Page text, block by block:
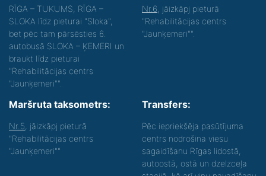
RĪGA – TUKUMS, RĪGA –
SLOKA līdz pieturai "Sloka",
bet pēc tam pārsēsties 6.
autobusā SLOKA – ĶEMERI un
braukt līdz pieturai
"Rehabilitācijas centrs
"Jaunķemeri"".
Nr.6 , jāizkāpj pieturā
"Rehabilitācijas centrs
"Jaunķemeri"".
Maršruta taksometrs:
Nr.5 , jāizkāpj pieturā
"Rehabilitācijas centrs
"Jaunķemeri""
Transfers:
Pēc iepriekšēja pasūtījuma
centrs nodrošina viesu
sagaidīšanu Rīgas lidostā,
autoostā, ostā un dzelzceļa